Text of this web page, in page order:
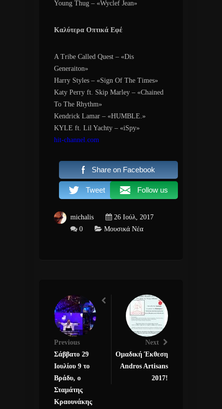
Young Thug – «Wyclef Jean»
Καλύτερα Οπτικά Εφέ
A Tribe Called Quest – «Dis
Generaiton»
Harry Styles – «Sign Of The Times»
Katy Perry ft. Skip Marley – «Chained
To The Rhythm»
Kendrick Lamar – «HUMBLE.»
KYLE ft. Lil Yachty – «iSpy»
hit-channel.com
Share on Facebook
Tweet Follow us
michalis
26 Ιούλ, 2017
0
Μουσικά Νέα
Previous
Σάββατο 29
Ιουλίου 9 το
Βράδυ, o
Σταμάτης
Κραουνάκης
Next
Ομαδική Έκθεση
Andros Artisans
2017!